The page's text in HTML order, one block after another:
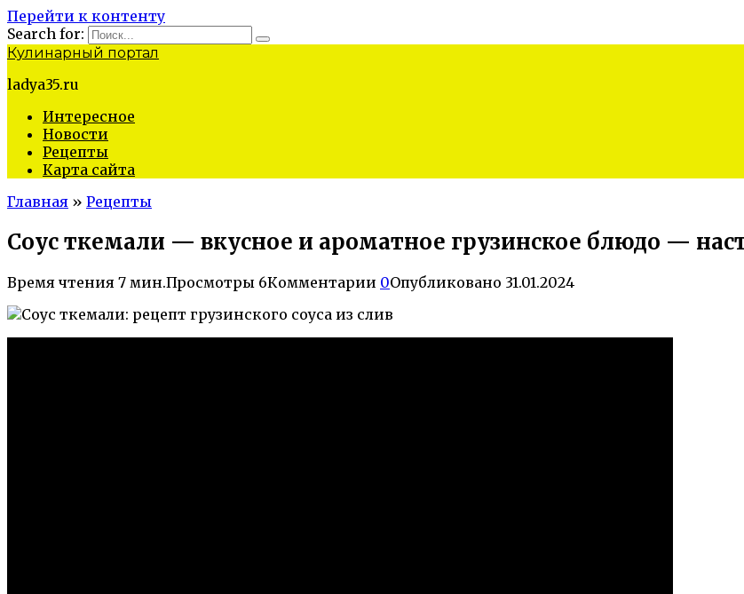
Перейти к контенту
Search for:
Кулинарный портал
ladya35.ru
Интересное
Новости
Рецепты
Карта сайта
Главная » Рецепты
Соус ткемали — вкусное и ароматное грузинское блюдо —
Время чтения 7 мин.Просмотры 6Комментарии 0Опубликовано 31.01.2024